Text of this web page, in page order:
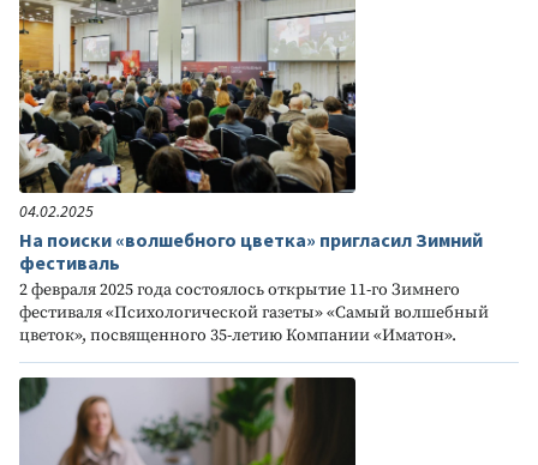
04.02.2025
На поиски «волшебного цветка» пригласил Зимний
фестиваль
2 февраля 2025 года состоялось открытие 11-го Зимнего
фестиваля «Психологической газеты» «Самый волшебный
цветок», посвященного 35-летию Компании «Иматон».